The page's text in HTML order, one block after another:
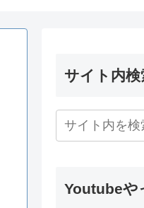
サイト内
Youtubeや